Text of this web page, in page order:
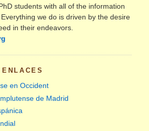
students with all of the information
we do is driven by the desire
in their endeavors.
en Occident
de Madrid